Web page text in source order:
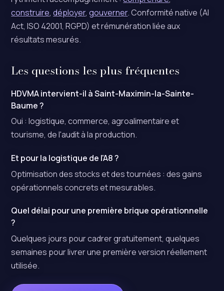
construire,déployer,gouverner. Conformité native (AI
Act, ISO 42001, RGPD) et rémunération liée aux
résultats mesurés.
Les questions les plus fréquentes
HDVMA intervient-il à Saint-Maximin-la-Sainte-
Baume ?
Oui : logistique, commerce, agroalimentaire et
tourisme, de l'audit à la production.
Et pour la logistique de l'A8 ?
Optimisation des stocks et des tournées : des gains
opérationnels concrets et mesurables.
Quel délai pour une première brique opérationnelle
?
Quelques jours pour cadrer gratuitement, quelques
semaines pour livrer une première version réellement
utilisée.